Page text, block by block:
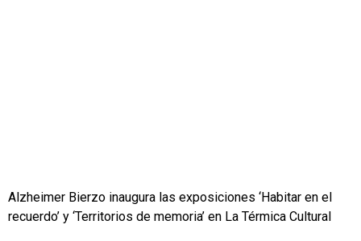
Alzheimer Bierzo inaugura las exposiciones ‘Habitar en el
recuerdo’ y ‘Territorios de memoria’ en La Térmica Cultural